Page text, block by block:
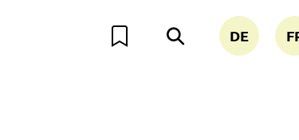
DE